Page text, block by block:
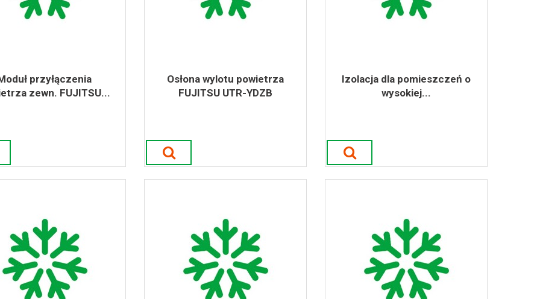
przyłączenia
zewn. FUJITSU...
Osłona wylotu powietrza
FUJITSU UTR-YDZB
Izolacja dla pomieszczeń o
wysokiej...